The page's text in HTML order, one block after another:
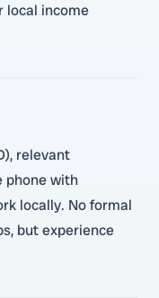
local income
relevant
phone with
locally. No formal
but experience